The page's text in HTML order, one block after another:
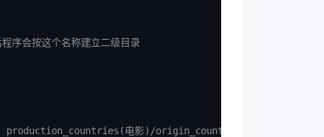
序会按这个名称建立二级目录
电影)/origin_country(电视剧) 国家或地区